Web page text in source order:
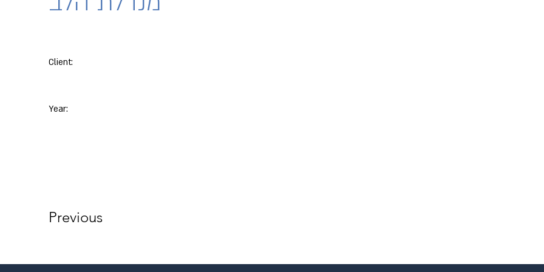
Client:
Year:
Previous